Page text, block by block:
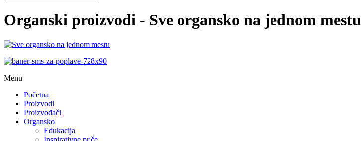
Organski proizvodi - Sve organsko na jednom mestu
Menu
Početna
Proizvodi
Proizvođači
Organsko
Edukacija
Inspirativne priče